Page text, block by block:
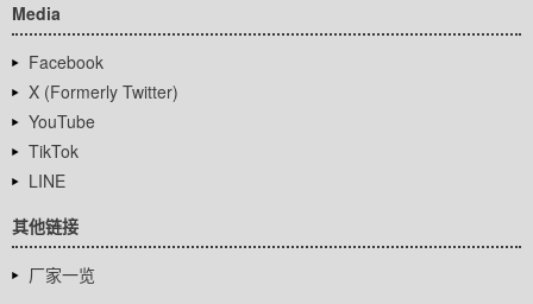
Media
Facebook
X (Formerly Twitter)
YouTube
TikTok
LINE
其他链接
厂家一览